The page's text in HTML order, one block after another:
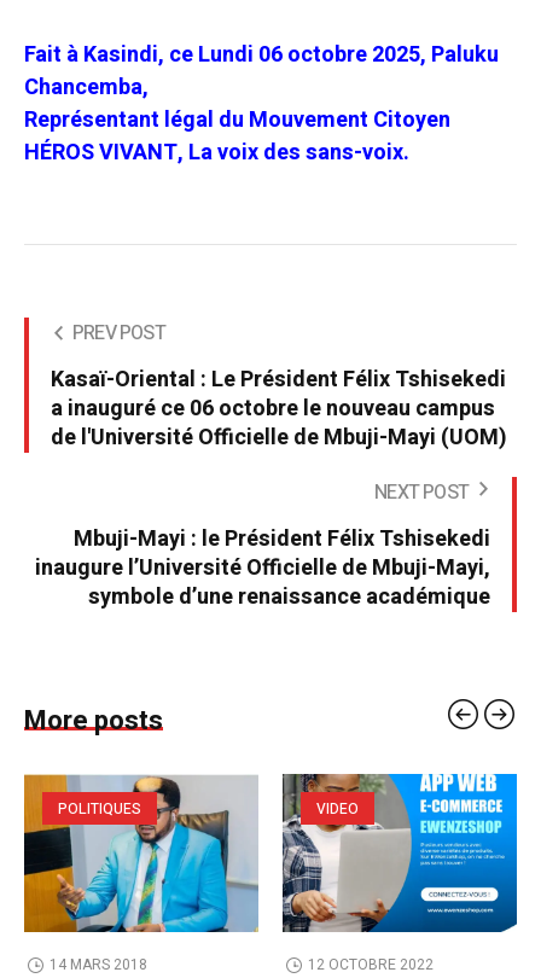
Fait à Kasindi, ce Lundi 06 octobre 2025, Paluku
Chancemba,
Représentant légal du Mouvement Citoyen
HÉROS VIVANT, La voix des sans-voix.
PREV POST
Kasaï-Oriental : Le Président Félix Tshisekedi
a inauguré ce 06 octobre le nouveau campus
de l'Université Officielle de Mbuji-Mayi (UOM)
NEXT POST
Mbuji-Mayi : le Président Félix Tshisekedi
inaugure l’Université Officielle de Mbuji-Mayi,
symbole d’une renaissance académique
More posts
POLITIQUES
14 MARS 2018
VIDEO
12 OCTOBRE 2022